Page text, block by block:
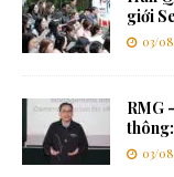
giới
03/
RMG
03/